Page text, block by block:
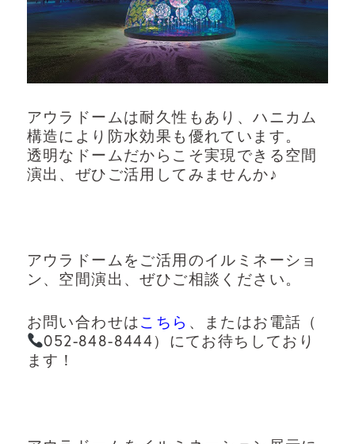
アウラドームは耐久性もあり、ハニカム
構造により防水効果も優れています。
透明なドームだからこそ実現できる空間
演出、ぜひご活用してみませんか♪
アウラドームをご活用のイルミネーショ
ン、空間演出、ぜひご相談ください。
お問い合わせはこちら 、またはお電話（
052-848-8444）にてお待ちしており
ます！